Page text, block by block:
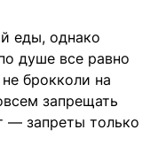
еды, однако
душе все равно
брокколи на
запрещать
— запреты только